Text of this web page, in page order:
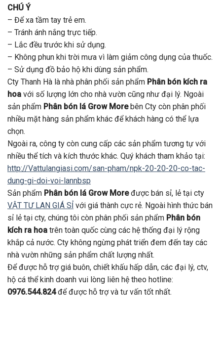
CHÚ Ý
– Để xa tầm tay trẻ em.
– Tránh ánh nắng trực tiếp.
– Lắc đều trước khi sử dụng.
– Không phun khi trời mưa vì làm giảm công dụng của thuốc.
– Sử dụng đồ bảo hộ khi dùng sản phẩm.
Cty Thanh Hà là nhà phân phối sản phẩm Phân bón kích ra
hoa với số lượng lớn cho nhà vườn cũng như đại lý. Ngoài
sản phẩm Phân bón lá Grow Morebên Cty còn phân phối
nhiều mặt hàng sản phẩm khác để khách hàng có thể lựa
chọn.
Ngoài ra, công ty còn cung cấp các sản phẩm tương tự với
nhiều thể tích và kích thước khác. Quý khách tham khảo tại:
http://Vattulangiasi.com/san-pham/npk-20-20-20-co-tac-
dung-gi-doi-voi-lannbsp
Sản phẩm Phân bón lá Grow Moređược bán sỉ, lẻ tại cty
VẬT TƯ LAN GIÁ SỈ với giá thành cực rẻ. Ngoài hình thức bán
sỉ lẻ tại cty, chúng tôi còn phân phối sản phẩm Phân bón
kích ra hoa trên toàn quốc cùng các hệ thống đại lý rộng
khắp cả nước. Cty không ngừng phát triển đem đến tay các
nhà vườn những sản phẩm chất lượng nhất.
Để được hỗ trợ giá buôn, chiết khấu hấp dẫn, các đại lý, ctv,
hộ cá thể kinh doanh vui lòng liên hệ theo hotline:
0976.544.824để được hỗ trợ và tư vấn tốt nhất.